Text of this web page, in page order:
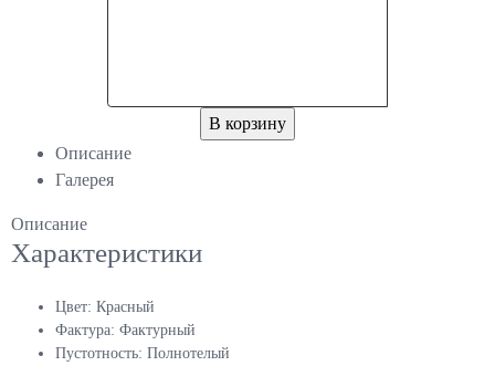
В корзину
Описание
Галерея
Описание
Характеристики
Цвет: Красный
Фактура: Фактурный
Пустотность: Полнотелый